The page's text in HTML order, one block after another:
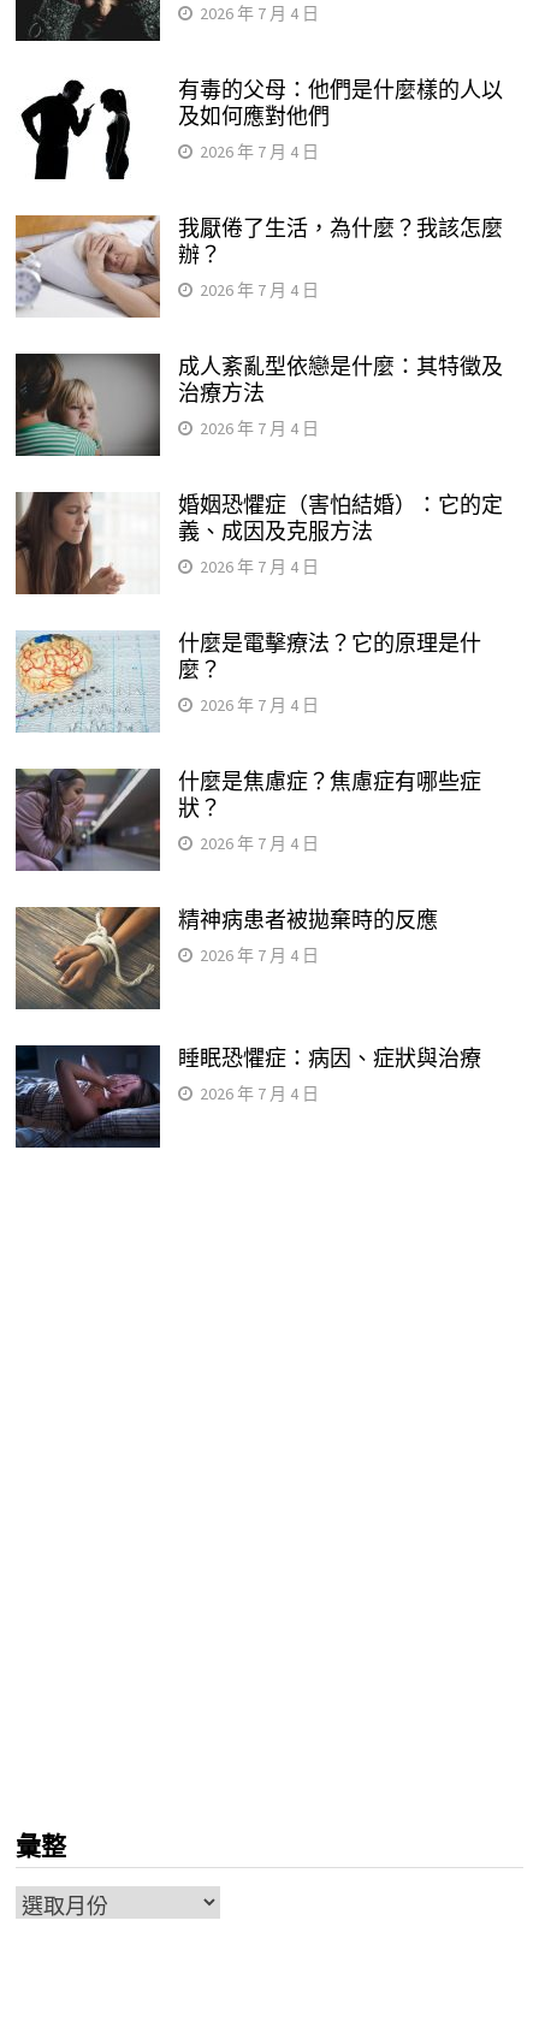
2026 年 7 月 4 日
有毒的父母：他們是什麼樣的人以
及如何應對他們
2026 年 7 月 4 日
我厭倦了生活，為什麼？我該怎麼
辦？
2026 年 7 月 4 日
成人紊亂型依戀是什麼：其特徵及
治療方法
2026 年 7 月 4 日
婚姻恐懼症（害怕結婚）：它的定
義、成因及克服方法
2026 年 7 月 4 日
什麼是電擊療法？它的原理是什
麼？
2026 年 7 月 4 日
什麼是焦慮症？焦慮症有哪些症
狀？
2026 年 7 月 4 日
精神病患者被拋棄時的反應
2026 年 7 月 4 日
睡眠恐懼症：病因、症狀與治療
2026 年 7 月 4 日
彙整
彙